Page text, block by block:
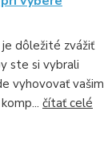
dôležité zvážiť
ste si vybrali
vyhovovať vašim
čítať celé